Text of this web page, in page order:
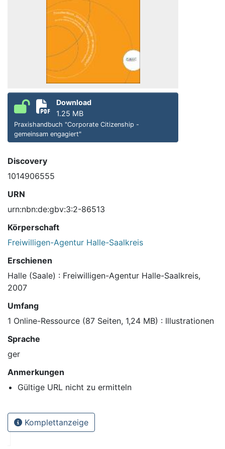
Download
1.25 MB
Praxishandbuch "Corporate Citizenship -
gemeinsam engagiert"
Discovery
1014906555
URN
urn:nbn:de:gbv:3:2-86513
Körperschaft
Freiwilligen-Agentur Halle-Saalkreis
Erschienen
Halle (Saale) : Freiwilligen-Agentur Halle-Saalkreis,
2007
Umfang
1 Online-Ressource (87 Seiten, 1,24 MB) : Illustrationen
Sprache
ger
Anmerkungen
Gültige URL nicht zu ermitteln
Komplettanzeige